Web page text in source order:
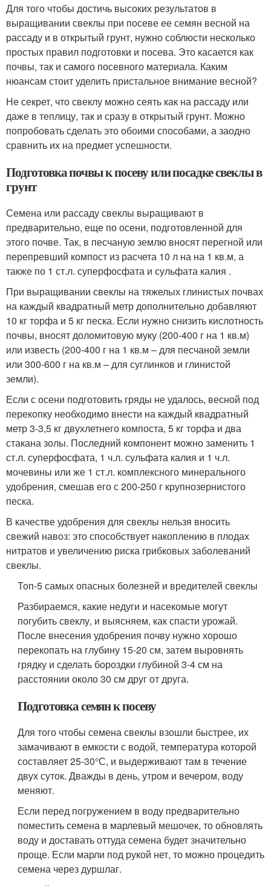
Для того чтобы достичь высоких результатов в
выращивании свеклы при посеве ее семян весной на
рассаду и в открытый грунт, нужно соблюсти несколько
простых правил подготовки и посева. Это касается как
почвы, так и самого посевного материала. Каким
нюансам стоит уделить пристальное внимание весной?
Не секрет, что свеклу можно сеять как на рассаду или
даже в теплицу, так и сразу в открытый грунт. Можно
попробовать сделать это обоими способами, а заодно
сравнить их на предмет успешности.
Подготовка почвы к посеву или посадке свеклы в
грунт
Семена или рассаду свеклы выращивают в
предварительно, еще по осени, подготовленной для
этого почве. Так, в песчаную землю вносят перегной или
перепревший компост из расчета 10 л на на 1 кв.м, а
также по 1 ст.л. суперфосфата и сульфата калия .
При выращивании свеклы на тяжелых глинистых почвах
на каждый квадратный метр дополнительно добавляют
10 кг торфа и 5 кг песка. Если нужно снизить кислотность
почвы, вносят доломитовую муку (200-400 г на 1 кв.м)
или известь (200-400 г на 1 кв.м – для песчаной земли
или 300-600 г на кв.м – для суглинков и глинистой
земли).
Если с осени подготовить гряды не удалось, весной под
перекопку необходимо внести на каждый квадратный
метр 3-3,5 кг двухлетнего компоста, 5 кг торфа и два
стакана золы. Последний компонент можно заменить 1
ст.л. суперфосфата, 1 ч.л. сульфата калия и 1 ч.л.
мочевины или же 1 ст.л. комплексного минерального
удобрения, смешав его с 200-250 г крупнозернистого
песка.
В качестве удобрения для свеклы нельзя вносить
свежий навоз: это способствует накоплению в плодах
нитратов и увеличению риска грибковых заболеваний
свеклы.
Топ-5 самых опасных болезней и вредителей свеклы
Разбираемся, какие недуги и насекомые могут
погубить свеклу, и выясняем, как спасти урожай.
После внесения удобрения почву нужно хорошо
перекопать на глубину 15-20 см, затем выровнять
грядку и сделать бороздки глубиной 3-4 см на
расстоянии около 30 см друг от друга.
Подготовка семян к посеву
Для того чтобы семена свеклы взошли быстрее, их
замачивают в емкости с водой, температура которой
составляет 25-30°С, и выдерживают там в течение
двух суток. Дважды в день, утром и вечером, воду
меняют.
Если перед погружением в воду предварительно
поместить семена в марлевый мешочек, то обновлять
воду и доставать оттуда семена будет значительно
проще. Если марли под рукой нет, то можно процедить
семена через дуршлаг.